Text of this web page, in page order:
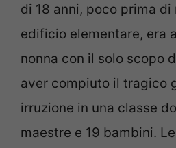
di 18 anni, poco prima di
edificio elementare, era
nonna con il solo scopo
aver compiuto il tragico
irruzione in una classe
maestre e 19 bambini.